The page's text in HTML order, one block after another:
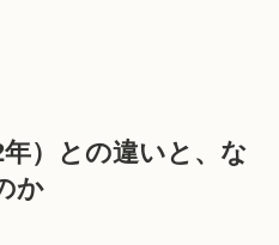
）との違いと、な
か